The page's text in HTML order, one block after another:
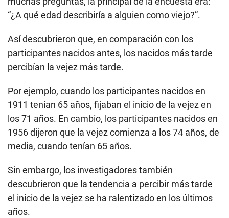
“¿A qué edad describiría a alguien como viejo?”.
Así descubrieron que, en comparación con los
participantes nacidos antes, los nacidos más tarde
percibían la vejez más tarde.
Por ejemplo, cuando los participantes nacidos en
1911 tenían 65 años, fijaban el inicio de la vejez en
los 71 años. En cambio, los participantes nacidos en
1956 dijeron que la vejez comienza a los 74 años, de
media, cuando tenían 65 años.
Sin embargo, los investigadores también
descubrieron que la tendencia a percibir más tarde
el inicio de la vejez se ha ralentizado en los últimos
años.